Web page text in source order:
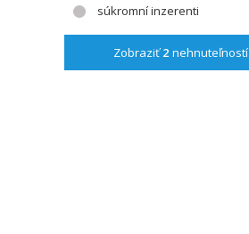
súkromní inzerenti
Zobraziť2 nehnuteľností